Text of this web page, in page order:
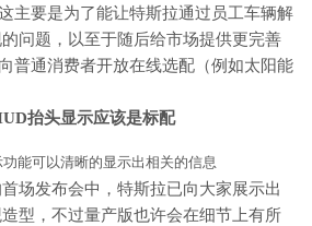
主要是为了能让特斯拉通过员工车辆解
问题，以至于随后给市场提供更完善
普通消费者开放在线选配（例如太阳能
抬头显示应该是标配
能可以清晰的显示出相关的信息
场发布会中，特斯拉已向大家展示出
型，不过量产版也许会在细节上有所